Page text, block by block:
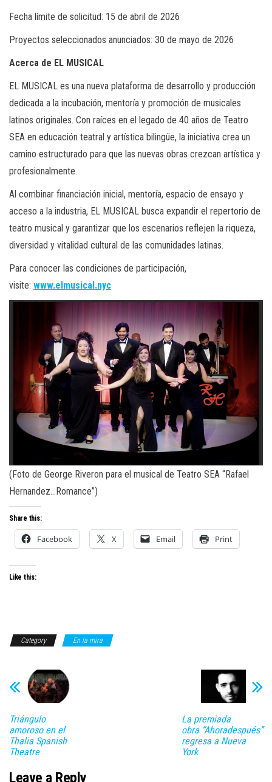
Fecha límite de solicitud: 15 de abril de 2026
Proyectos seleccionados anunciados: 30 de mayo de 2026
Acerca de EL MUSICAL
EL MUSICAL es una nueva plataforma de desarrollo y producción
dedicada a la incubación, mentoría y promoción de musicales
latinos originales. Con raíces en el legado de 40 años de Teatro
SEA en educación teatral y artística bilingüe, la iniciativa crea un
camino estructurado para que las nuevas obras crezcan artística y
profesionalmente.
Al combinar financiación inicial, mentoría, espacio de ensayo y
acceso a la industria, EL MUSICAL busca expandir el repertorio de
teatro musical y garantizar que los escenarios reflejen la riqueza,
diversidad y vitalidad cultural de las comunidades latinas.
Para conocer las condiciones de participación,
visite: www.elmusical.nyc
(Foto de George Riveron para el musical de Teatro SEA “Rafael
Hernandez…Romance”)
Share this:
Facebook X Email Print
Like this:
Category En la mira
Triángulo
amoroso en el
Thalia Spanish
Theatre
La premiada
obra “Ahoradespués”
regresa a Nueva
York
Leave a Reply